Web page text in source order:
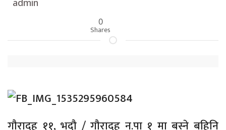
0
Shares
गाैरादह ११, भदौ / गौरादह न.पा १ मा बस्ने बहिनि